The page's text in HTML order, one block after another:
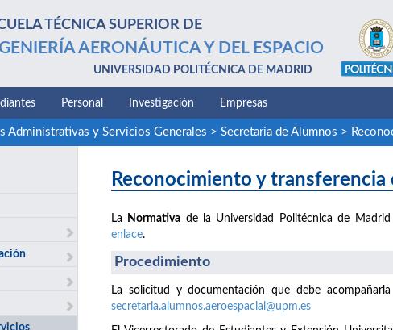
TÉCNICA SUPERIOR DE
AERONÁUTICA Y DEL ESPACIO
UNIVERSIDAD POLITÉCNICA DE MADRID
Personal Investigación Empresas
Administrativas y Servicios Generales > Secretaría de Alumnos >
Reconocimiento y transferencia
La Normativa de la Universidad Politécnica de
enlace.
Procedimiento
La solicitud y documentación que debe
secretaria.alumnos.aeroespacial@upm.es